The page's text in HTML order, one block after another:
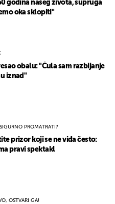
godina našeg života, supruga
oka sklopiti"
obalu: "Čula sam razbijanje
iznad"
PROMATRATI?
prizor koji se ne viđa često:
pravi spektakl
OSTVARI GA!